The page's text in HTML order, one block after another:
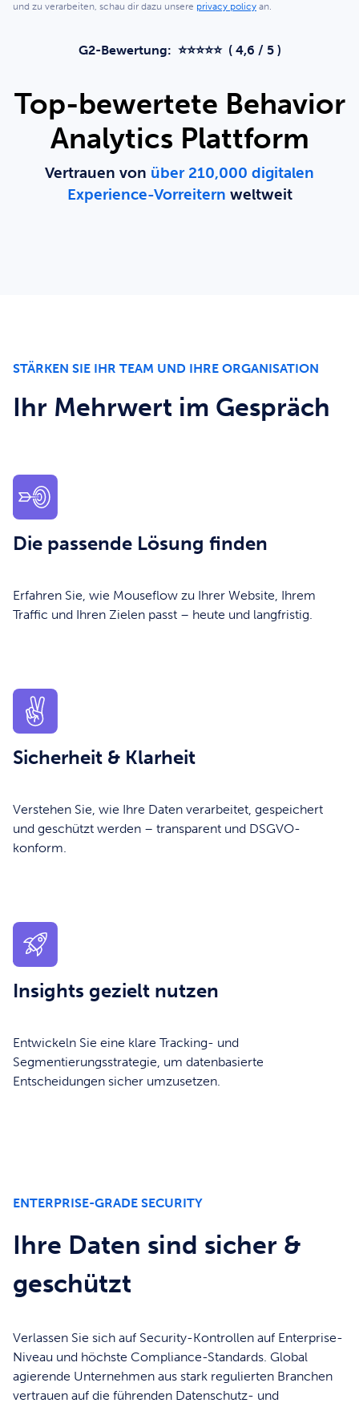
und zu verarbeiten, schau dir dazu unsere privacy policy an.
G2-Bewertung: ⭐⭐⭐⭐⭐ ( 4,6 / 5 )
Top-bewertete Behavior
Analytics Plattform
Vertrauen von über 210,000 digitalen
Experience-Vorreitern weltweit
STÄRKEN SIE IHR TEAM UND IHRE ORGANISATION
Ihr Mehrwert im Gespräch
Die passende Lösung finden
Erfahren Sie, wie Mouseflow zu Ihrer Website, Ihrem
Traffic und Ihren Zielen passt – heute und langfristig.
Sicherheit & Klarheit
Verstehen Sie, wie Ihre Daten verarbeitet, gespeichert
und geschützt werden – transparent und DSGVO-
konform.
Insights gezielt nutzen
Entwickeln Sie eine klare Tracking- und
Segmentierungsstrategie, um datenbasierte
Entscheidungen sicher umzusetzen.
ENTERPRISE-GRADE SECURITY
Ihre Daten sind sicher &
geschützt
Verlassen Sie sich auf Security-Kontrollen auf Enterprise-
Niveau und höchste Compliance-Standards. Global
agierende Unternehmen aus stark regulierten Branchen
vertrauen auf die führenden Datenschutz- und